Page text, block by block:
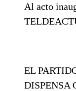
Al acto
EL
DISPENSA